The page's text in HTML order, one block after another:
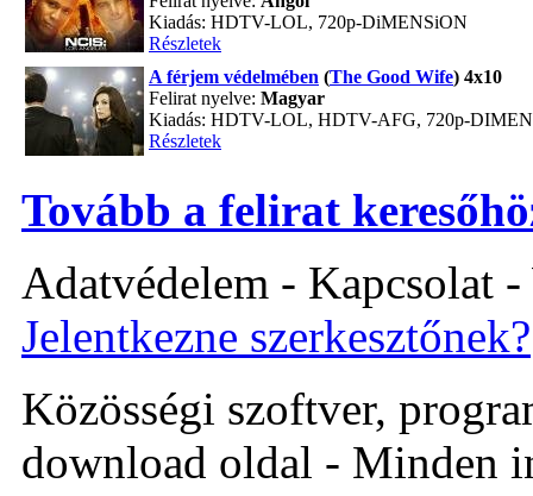
Kiadás: HDTV-LOL, 720p-DiMENSiON
Részletek
A férjem védelmében (The Good Wife) 4x10
Felirat nyelve: Magyar
Kiadás: HDTV-LOL, HDTV-AFG, 720p-
Részletek
Tovább a felirat
Adatvédelem - Kapcsolat
Jelentkezne szerkesztőnek?
Közösségi szoftver,
download oldal - Minden